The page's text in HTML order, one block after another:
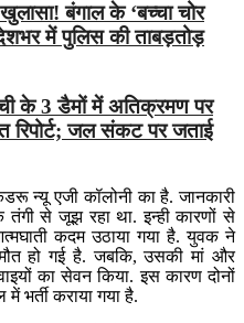
बंगाल के ‘बच्चा चोर
में पुलिस की ताबड़तोड़
के 3 डैमों में अतिक्रमण पर
रिपोर्ट; जल संकट पर जताई
न्यू एजी कॉलोनी का है. जानकारी
तंगी से जूझ रहा था. इन्ही कारणों से
कदम उठाया गया है. युवक ने
हो गई है. जबकि, उसकी मां और
का सेवन किया. इस कारण दोनों
भर्ती कराया गया है.